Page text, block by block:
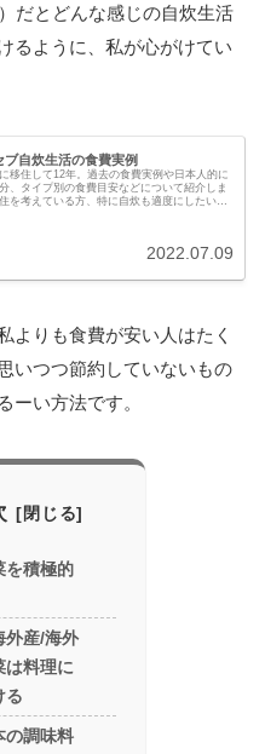
だとどんな感じの自炊生活
るように、私が心がけてい
ブ自炊生活の食費実例
移住して12年。過去の食費実例や日本人的に
、タイプ別の食費目安などについて紹介しま
を考えている方、特に自炊も適度にしたい方
2022.07.09
よりも食費が安い人はたく
いつつ節約していないもの
ーい方法です。
を積極的
外産/海外
は料理に
る
の調味料